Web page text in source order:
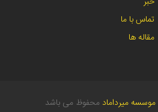
تماس با ما
مقاله ها
موسسه میرداماد محفوظ می باشد